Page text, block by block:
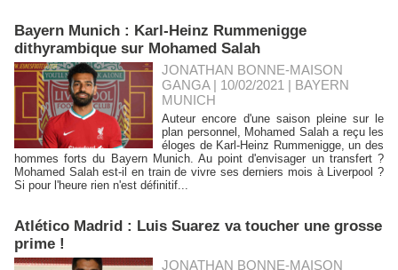
Bayern Munich : Karl-Heinz Rummenigge
dithyrambique sur Mohamed Salah
JONATHAN BONNE-MAISON
GANGA | 10/02/2021 | BAYERN
MUNICH
Auteur encore d'une saison pleine sur le
plan personnel, Mohamed Salah a reçu les
éloges de Karl-Heinz Rummenigge, un des
hommes forts du Bayern Munich. Au point d'envisager un transfert ?
Mohamed Salah est-il en train de vivre ses derniers mois à Liverpool ?
Si pour l'heure rien n'est définitif...
Atlético Madrid : Luis Suarez va toucher une grosse
prime !
JONATHAN BONNE-MAISON